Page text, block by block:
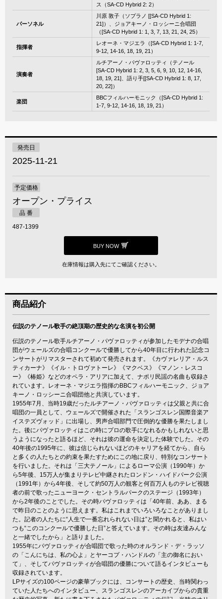
ス（SA-CD Hybrid 2: 2）
パーソネル
川原 敦子（ソプラノ [[SA-CD Hybrid 1:
21]）、ジョアキーノ・ロッシーニ合唱団
（[SA-CD Hybrid 1: 1, 3, 7, 13, 21, 24, 25）
指揮者
レオーネ・マジエラ（[SA-CD Hybrid 1: 1-7,
9-12, 14-16, 18, 19, 21）
演奏者
ルチアーノ・パヴァロッティ（テノール
[SA-CD Hybrid 1: 2, 3, 5, 6, 9, 10, 12, 14-16,
18, 19, 21]、語り手[[SA-CD Hybrid 1: 8, 17,
20, 22]）
楽団
BBCフィルハーモニック（[SA-CD Hybrid 1:
1-7, 9-12, 14-16, 18, 19, 21）
発売日
2025-11-21
予定価格
オープン・プライス
品 番
487-1399
BUY NOW
在庫情報は購入先にてご確認ください。
商品紹介
伝説のテノール歌手の絶頂期の歴史的な名演を初公開
伝説のテノール歌手ルチアーノ・パヴァロッティが参加したモデナの合唱
団がウェールズの合唱コンクールで優勝してから40年目に行われた記念コ
ンサートがリマスターされて初めて発売されます。《カヴァレリア・ルス
ティカーナ》《イル・トロヴァトーレ》《マクベス》《マノン・レスコ
ー》《椿姫》などのオペラ・アリアに加えて、ナポリ民謡の名曲も収録さ
れています。レオーネ・マジエラ指揮のBBCフィルハーモニック、ジョア
キーノ・ロッシーニ合唱団他と共演しています。
1955年7月、当時19歳だったルチアーノ・パヴァロッティは父親と共に合
唱団の一員として、ウェールズで開催された「スランゴスレン国際音楽ア
イステズヴォッド」に出場し、男声合唱部門で圧倒的な優勝を果たしまし
た。後にパヴァロッティはこの時にプロの歌手になれるかもしれないと思
うようになったと語るほど、それは彼の運命を決定した体験でした。その
40年後の1995年に、彼は信じられないほどのキャリアを経てから、自ら
と多くの人たちとの約束を果たすためにこの地に戻り、特別なコンサート
を行いました。それは「三大テノール」によるローマ公演（1990年）か
ら5年後、15万人が集まりテレビ中継されたロンドン・ハイドパーク公演
（1991年）から4年後、そして約50万人の観客と何百万人ものテレビ視聴
者の前で歌ったニューヨーク・セントラルパークのステージ（1993年）
から2年後のことでした。その時パヴァロッティは「40年前、ああ、まる
で昨日のことのように思えます。私はこれまでいろいろなことがありまし
た。記者の人たちに“人生で一番忘れられない日は”と聞かれると、私はい
つも“このコンクールで優勝した日”と答えています。その時は友達みんな
と一緒でしたから」と語りました。
1955年にパヴァロッティが合唱団で歌った時のオルランド・デ・ラッソ
の「こんにちは、私の心よ」とヤーコプ・ハンドルの「主の御名におい
て」、そしてパヴァロッティが合唱団の優勝について語るインタビューも
収録されています。
LPサイズの100ページの豪華ブックには、コンサートの歴史、当時関わっ
ていた人たちへのインタビュー、スランゴスレンのアーカイブからの貴重